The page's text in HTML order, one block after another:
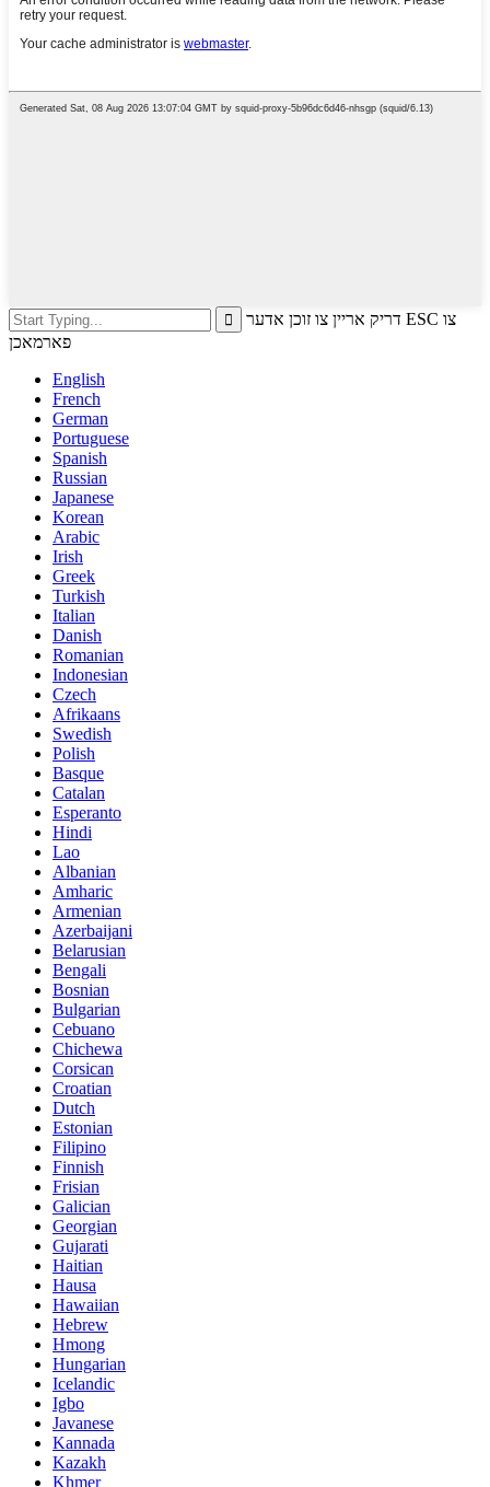
דריק אריין צו זוכן אדער ESC צו
פארמאכן
English
French
German
Portuguese
Spanish
Russian
Japanese
Korean
Arabic
Irish
Greek
Turkish
Italian
Danish
Romanian
Indonesian
Czech
Afrikaans
Swedish
Polish
Basque
Catalan
Esperanto
Hindi
Lao
Albanian
Amharic
Armenian
Azerbaijani
Belarusian
Bengali
Bosnian
Bulgarian
Cebuano
Chichewa
Corsican
Croatian
Dutch
Estonian
Filipino
Finnish
Frisian
Galician
Georgian
Gujarati
Haitian
Hausa
Hawaiian
Hebrew
Hmong
Hungarian
Icelandic
Igbo
Javanese
Kannada
Kazakh
Khmer